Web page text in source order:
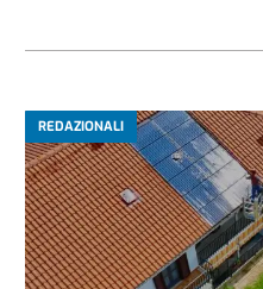
REDAZIONALI